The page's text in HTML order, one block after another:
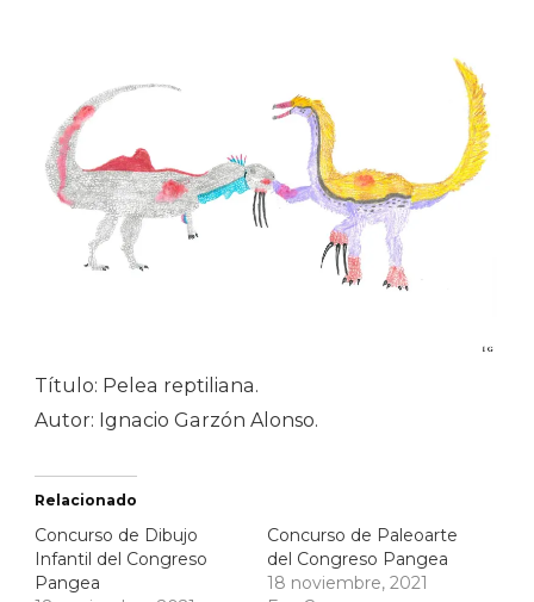
Título: Pelea reptiliana.
Autor: Ignacio Garzón Alonso.
Relacionado
Concurso de Dibujo
Infantil del Congreso
Pangea
Concurso de Paleoarte
del Congreso Pangea
18 noviembre, 2021